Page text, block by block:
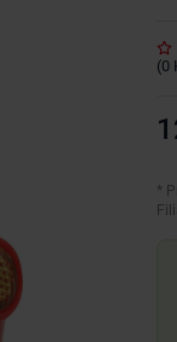
(0
*